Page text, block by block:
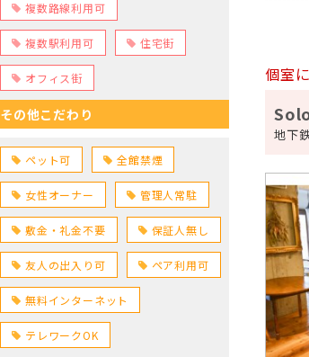
複数路線利用可
複数駅利用可 住宅街
オフィス街
その他こだわり
ペット可 全館禁煙
女性オーナー 管理人常駐
敷金・礼金不要 保証人無し
友人の出入り可 ペア利用可
無料インターネット
テレワークOK
個室
地下